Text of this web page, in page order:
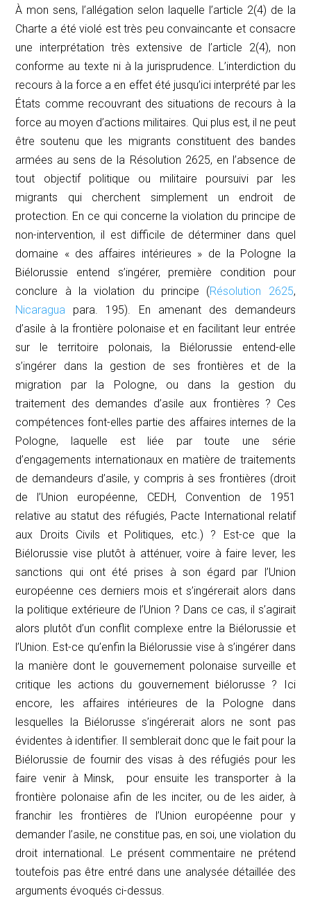
À mon sens, l’allégation selon laquelle l’article 2(4) de la
Charte a été violé est très peu convaincante et consacre
une interprétation très extensive de l’article 2(4), non
conforme au texte ni à la jurisprudence. L’interdiction du
recours à la force a en effet été jusqu’ici interprété par les
États comme recouvrant des situations de recours à la
force au moyen d’actions militaires. Qui plus est, il ne peut
être soutenu que les migrants constituent des bandes
armées au sens de la Résolution 2625, en l’absence de
tout objectif politique ou militaire poursuivi par les
migrants qui cherchent simplement un endroit de
protection. En ce qui concerne la violation du principe de
non-intervention, il est difficile de déterminer dans quel
domaine « des affaires intérieures » de la Pologne la
Biélorussie entend s’ingérer, première condition pour
conclure à la violation du principe (Résolution 2625,
Nicaragua para. 195). En amenant des demandeurs
d’asile à la frontière polonaise et en facilitant leur entrée
sur le territoire polonais, la Biélorussie entend-elle
s’ingérer dans la gestion de ses frontières et de la
migration par la Pologne, ou dans la gestion du
traitement des demandes d’asile aux frontières ? Ces
compétences font-elles partie des affaires internes de la
Pologne, laquelle est liée par toute une série
d’engagements internationaux en matière de traitements
de demandeurs d’asile, y compris à ses frontières (droit
de l’Union européenne, CEDH, Convention de 1951
relative au statut des réfugiés, Pacte International relatif
aux Droits Civils et Politiques, etc.) ? Est-ce que la
Biélorussie vise plutôt à atténuer, voire à faire lever, les
sanctions qui ont été prises à son égard par l’Union
européenne ces derniers mois et s’ingérerait alors dans
la politique extérieure de l’Union ? Dans ce cas, il s’agirait
alors plutôt d’un conflit complexe entre la Biélorussie et
l’Union. Est-ce qu’enfin la Biélorussie vise à s’ingérer dans
la manière dont le gouvernement polonaise surveille et
critique les actions du gouvernement biélorusse ? Ici
encore, les affaires intérieures de la Pologne dans
lesquelles la Biélorusse s’ingérerait alors ne sont pas
évidentes à identifier. Il semblerait donc que le fait pour la
Biélorussie de fournir des visas à des réfugiés pour les
faire venir à Minsk, pour ensuite les transporter à la
frontière polonaise afin de les inciter, ou de les aider, à
franchir les frontières de l’Union européenne pour y
demander l’asile, ne constitue pas, en soi, une violation du
droit international. Le présent commentaire ne prétend
toutefois pas être entré dans une analysée détaillée des
arguments évoqués ci-dessus.